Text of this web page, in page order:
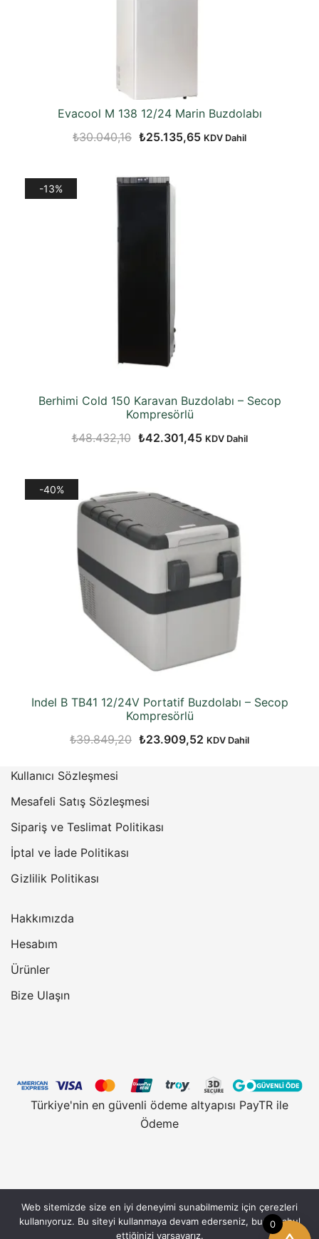
Evacool M 138 12/24 Marin Buzdolabı
₺30.040,16 Orijinal
₺30.040,16.
₺25.135,65Şu
KDV Dahil
-13%
Berhimi Cold 150 Karavan Buzdolabı – Secop
Kompresörlü
₺48.432,10 Orijinal
₺42.301,45Şu
KDV Dahil
-40%
Indel B TB41 12/24V Portatif Buzdolabı – Secop
Kompresörlü
₺39.849,20 Orijinal
₺23.909,52 Şu
KDV Dahil
Kullanıcı Sözleşmesi
Mesafeli Satış Sözleşmesi
Sipariş ve Teslimat Politikası
İptal ve İade Politikası
Gizlilik Politikası
Hakkımızda
Hesabım
Ürünler
Bize Ulaşın
Türkiye'nin en güvenli ödeme altyapısı PayTR ile
Ödeme
Vantobe.com, güvenli alışveriş için 128 Bit SSL
Sertifikası kullanmaktadır. © 2026 Vantobe.com,
0
Web sitemizde size en iyi deneyimi sunabilmemiz için çerezleri
kullanıyoruz. Bu siteyi kullanmaya devam ederseniz, bunu kabul
ettiğinizi varsayarız.